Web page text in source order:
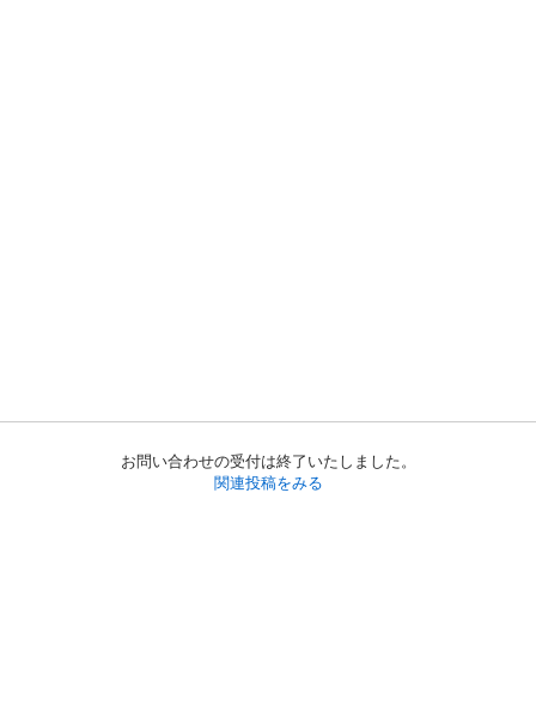
お問い合わせの受付は終了いたしました。
関連投稿をみる